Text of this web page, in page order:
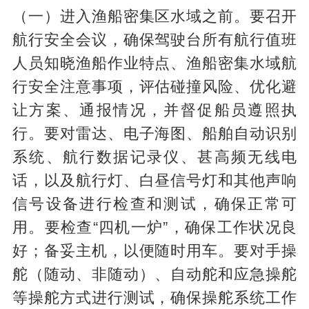
（一）进入渔船密集区水域之前。要召开
航行安全会议，确保驾驶台所有航行值班
人员知晓渔船作业特点、渔船密集水域航
行安全注意事项，评估碰撞风险、优化避
让方案、通报情况，并督促船员遵照执
行。要对雷达、电子海图、船舶自动识别
系统、航行数据记录仪、甚高频无线电
话，以及航行灯、白昼信号灯和其他声响
信号设备进行检查和测试，确保正常可
用。要检查“四机一炉”，确保工作状况良
好；备妥主机，以便随时用车。要对手操
舵（随动、非随动）、自动舵和应急操舵
等操舵方式进行测试，确保操舵系统工作